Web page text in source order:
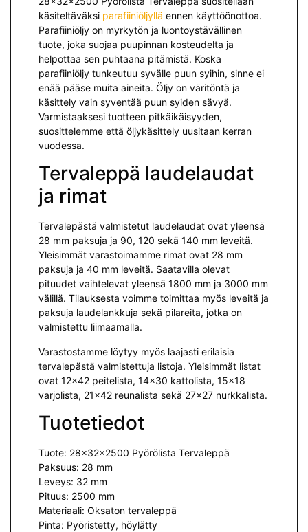
käsiteltäväksi parafiiniöljyllä ennen käyttöönottoa.
Parafiiniöljy on myrkytön ja luontoystävällinen
tuote, joka suojaa puupinnan kosteudelta ja
helpottaa sen puhtaana pitämistä. Koska
parafiiniöljy tunkeutuu syvälle puun syihin, sinne ei
enää pääse muita aineita. Öljy on väritöntä ja
käsittely vain syventää puun syiden sävyä.
Varmistaaksesi tuotteen pitkäikäisyyden,
suosittelemme että öljykäsittely uusitaan kerran
vuodessa.
Tervaleppä laudelaudat
ja rimat
Tervalepästä valmistetut laudelaudat ovat yleensä
28 mm paksuja ja 90, 120 sekä 140 mm leveitä.
Yleisimmät varastoimamme rimat ovat 28 mm
paksuja ja 40 mm leveitä. Saatavilla olevat
pituudet vaihtelevat yleensä 1800 mm ja 3000 mm
välillä. Tilauksesta voimme toimittaa myös leveitä ja
paksuja laudelankkuja sekä pilareita, jotka on
valmistettu liimaamalla.
Varastostamme löytyy myös laajasti erilaisia
tervalepästä valmistettuja listoja. Yleisimmät listat
ovat 12×42 peitelista, 14×30 kattolista, 15×18
varjolista, 21×42 reunalista sekä 27×27 nurkkalista.
Tuotetiedot
Tuote: 28x32x2500 Pyörölista Tervaleppä
Paksuus: 28 mm
Leveys: 32 mm
Pituus: 2500 mm
Materiaali: Oksaton tervaleppä
Pinta: Pyöristetty, höylätty